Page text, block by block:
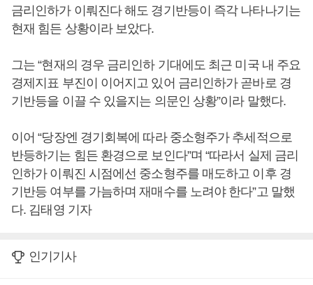
금리인하가 이뤄진다 해도 경기반등이 즉각 나타나기는
현재 힘든 상황이라 보았다.
그는 “현재의 경우 금리인하 기대에도 최근 미국 내 주요
경제지표 부진이 이어지고 있어 금리인하가 곧바로 경
기반등을 이끌 수 있을지는 의문인 상황”이라 말했다.
이어 “당장엔 경기회복에 따라 중소형주가 추세적으로
반등하기는 힘든 환경으로 보인다”며 “따라서 실제 금리
인하가 이뤄진 시점에선 중소형주를 매도하고 이후 경
기반등 여부를 가늠하며 재매수를 노려야 한다”고 말했
다. 김태영 기자
인기기사